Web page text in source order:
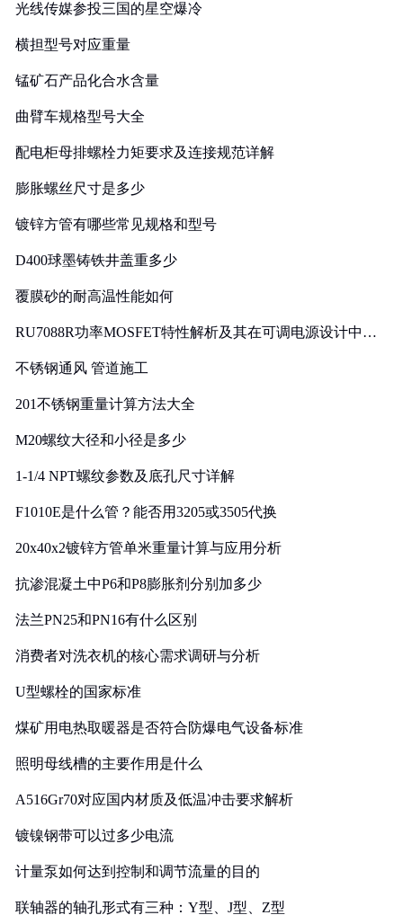
光线传媒参投三国的星空爆冷
横担型号对应重量
锰矿石产品化合水含量
曲臂车规格型号大全
配电柜母排螺栓力矩要求及连接规范详解
膨胀螺丝尺寸是多少
镀锌方管有哪些常见规格和型号
D400球墨铸铁井盖重多少
覆膜砂的耐高温性能如何
RU7088R功率MOSFET特性解析及其在可调电源设计中的
不锈钢通风 管道施工
201不锈钢重量计算方法大全
M20螺纹大径和小径是多少
1-1/4 NPT螺纹参数及底孔尺寸详解
F1010E是什么管？能否用3205或3505代换
20x40x2镀锌方管单米重量计算与应用分析
抗渗混凝土中P6和P8膨胀剂分别加多少
法兰PN25和PN16有什么区别
消费者对洗衣机的核心需求调研与分析
U型螺栓的国家标准
煤矿用电热取暖器是否符合防爆电气设备标准
照明母线槽的主要作用是什么
A516Gr70对应国内材质及低温冲击要求解析
镀镍钢带可以过多少电流
计量泵如何达到控制和调节流量的目的
联轴器的轴孔形式有三种：Y型、J型、Z型